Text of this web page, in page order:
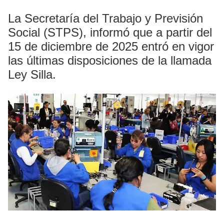
La Secretaría del Trabajo y Previsión
Social (STPS), informó que a partir del
15 de diciembre de 2025 entró en vigor
las últimas disposiciones de la llamada
Ley Silla.